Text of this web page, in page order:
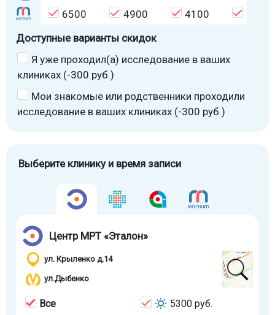
6500
4900 4100
Доступные варианты скидок
Я уже проходил(а) исследование в ваших
клиниках (-300 руб.)
Мои знакомые или родственники проходили
исследование в ваших клиниках (-300 руб.)
Выберите клинику и время записи
Центр МРТ «Эталон»
ул. Крыленко д.14
ул.Дыбенко
Все
5300 руб.